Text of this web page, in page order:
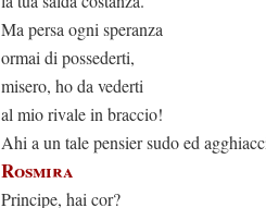
Ma persa ogni speranza
ormai di possederti,
misero, ho da vederti
al mio rivale in braccio!
Ahi a un tale pensier sudo ed
Rosmira
Principe, hai cor?